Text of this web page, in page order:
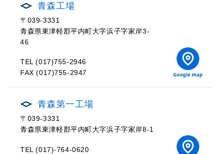
青森工場
〒039-3331
青森県東津軽郡平内町大字浜子字家岸3-
46
TEL (017)755-2946
FAX (017)755-2947
青森第一工場
〒039-3331
青森県東津軽郡平内町大字浜子字家岸8-1
TEL (017)-764-0620